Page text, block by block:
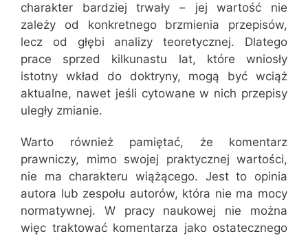
charakter bardziej trwały – jej wartość nie
zależy od konkretnego brzmienia przepisów,
lecz od głębi analizy teoretycznej. Dlatego
prace sprzed kilkunastu lat, które wniosły
istotny wkład do doktryny, mogą być wciąż
aktualne, nawet jeśli cytowane w nich przepisy
uległy zmianie.
Warto również pamiętać, że komentarz
prawniczy, mimo swojej praktycznej wartości,
nie ma charakteru wiążącego. Jest to opinia
autora lub zespołu autorów, która nie ma mocy
normatywnej. W pracy naukowej nie można
więc traktować komentarza jako ostatecznego